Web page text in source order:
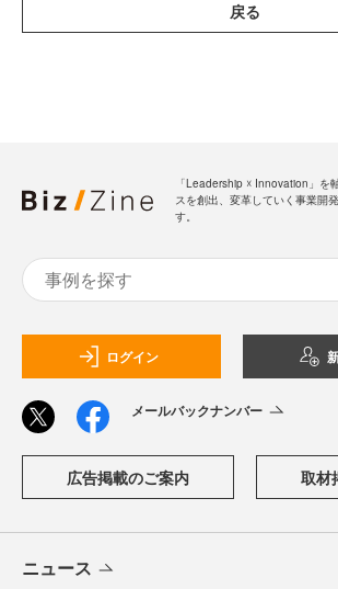
戻る
「Leadership ☓ Innovation」を
スを創出、変革していく事業開
す。
ログイン
メールバックナンバー
広告掲載のご案内 取材
ニュース